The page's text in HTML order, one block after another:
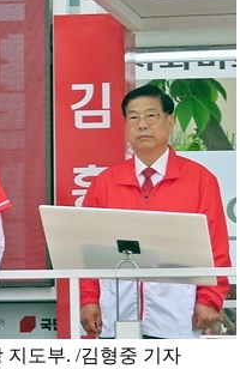
지도부. /김형중 기자